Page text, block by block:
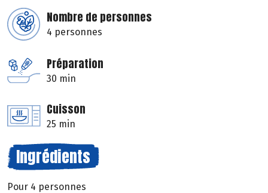
Nombre de personnes
4 personnes
Préparation
30 min
Cuisson
25 min
Ingrédients
Pour 4 personnes